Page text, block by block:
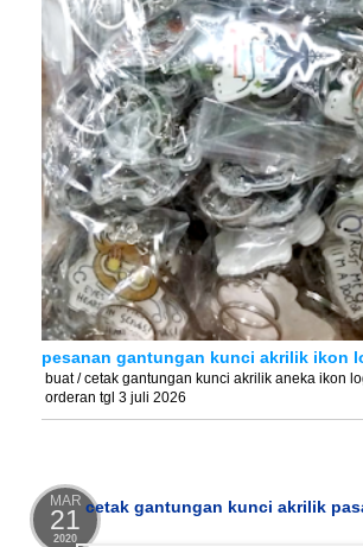
pesanan gantungan kunci akrilik ikon
buat / cetak gantungan kunci akrilik aneka ikon
orderan tgl 3 juli 2026
MAR
21
2020
cetak gantungan kunci akrilik